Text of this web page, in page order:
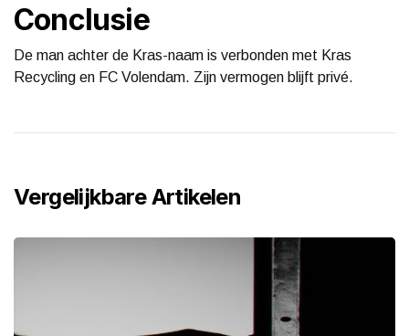
Conclusie
De man achter de Kras-naam is verbonden met Kras
Recycling en FC Volendam. Zijn vermogen blijft privé.
Vergelijkbare Artikelen